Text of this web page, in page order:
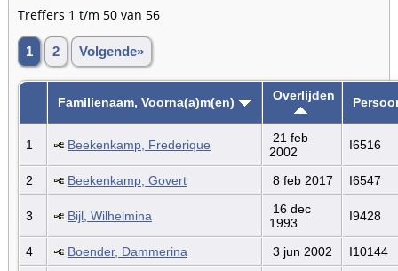
Treffers 1 t/m 50 van 56
1 2 Volgende»
Familienaam, Voorna(a)m(en) Overlijden
1 Beekenkamp, Frederique
21 feb
2002
I6516
2 Beekenkamp, Govert 8 feb 2017 I6547
3 Bijl, Wilhelmina
16 dec
1993
I9428
4 Boender, Dammerina 3 jun 2002 I10144